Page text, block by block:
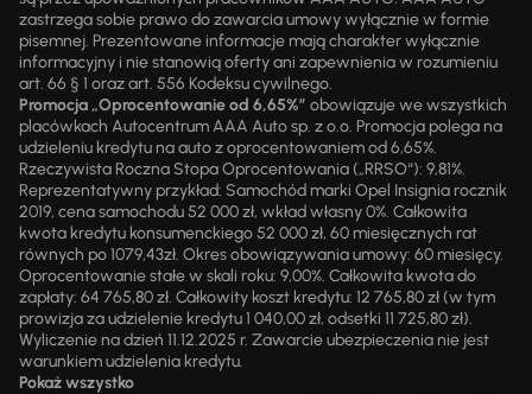
zastrzega sobie prawo do zawarcia umowy wyłącznie w formie
pisemnej. Prezentowane informacje mają charakter wyłącznie
informacyjny i nie stanowią oferty ani zapewnienia w rozumieniu
art. 66 § 1 oraz art. 556 Kodeksu cywilnego.
Promocja „Oprocentowanie od 6,65%” obowiązuje we wszystkich
placówkach Autocentrum AAA Auto sp. z o.o. Promocja polega na
udzieleniu kredytu na auto z oprocentowaniem od 6,65%.
Rzeczywista Roczna Stopa Oprocentowania („RRSO“): 9,81%.
Reprezentatywny przykład: Samochód marki Opel Insignia rocznik
2019, cena samochodu 52 000 zł, wkład własny 0%. Całkowita
kwota kredytu konsumenckiego 52 000 zł, 60 miesięcznych rat
równych po 1079,43zł. Okres obowiązywania umowy: 60 miesięcy.
Oprocentowanie stałe w skali roku: 9,00%. Całkowita kwota do
zapłaty: 64 765,80 zł. Całkowity koszt kredytu: 12 765,80 zł (w tym
prowizja za udzielenie kredytu 1 040,00 zł, odsetki 11 725,80 zł).
Wyliczenie na dzień 11.12.2025 r. Zawarcie ubezpieczenia nie jest
warunkiem udzielenia kredytu.
Pokaż wszystko